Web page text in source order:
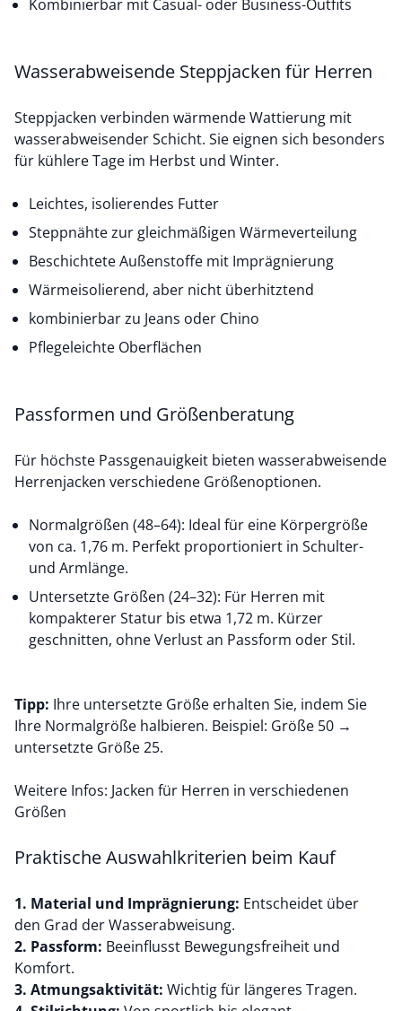
Kombinierbar mit Casual- oder Business-Outfits
Wasserabweisende Steppjacken für Herren
Steppjacken verbinden wärmende Wattierung mit
wasserabweisender Schicht. Sie eignen sich besonders
für kühlere Tage im Herbst und Winter.
Leichtes, isolierendes Futter
Steppnähte zur gleichmäßigen Wärmeverteilung
Beschichtete Außenstoffe mit Imprägnierung
Wärmeisolierend, aber nicht überhitztend
kombinierbar zu Jeans oder Chino
Pflegeleichte Oberflächen
Passformen und Größenberatung
Für höchste Passgenauigkeit bieten wasserabweisende
Herrenjacken verschiedene Größenoptionen.
Normalgrößen (48–64): Ideal für eine Körpergröße
von ca. 1,76 m. Perfekt proportioniert in Schulter-
und Armlänge.
Untersetzte Größen (24–32): Für Herren mit
kompakterer Statur bis etwa 1,72 m. Kürzer
geschnitten, ohne Verlust an Passform oder Stil.
Tipp: Ihre untersetzte Größe erhalten Sie, indem Sie
Ihre Normalgröße halbieren. Beispiel: Größe 50 →
untersetzte Größe 25.
Weitere Infos: Jacken für Herren in verschiedenen
Größen
Praktische Auswahlkriterien beim Kauf
1. Material und Imprägnierung: Entscheidet über
den Grad der Wasserabweisung.
2. Passform: Beeinflusst Bewegungsfreiheit und
Komfort.
3. Atmungsaktivität: Wichtig für längeres Tragen.